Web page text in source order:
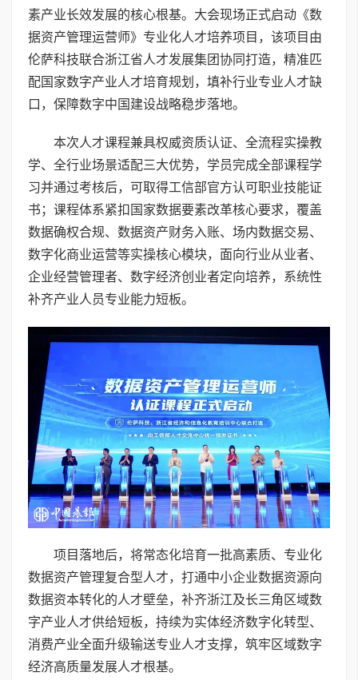
素产业长效发展的核心根基。大会现场正式启动《数
据资产管理运营师》专业化人才培养项目，该项目由
伦萨科技联合浙江省人才发展集团协同打造，精准匹
配国家数字产业人才培育规划，填补行业专业人才缺
口，保障数字中国建设战略稳步落地。
本次人才课程兼具权威资质认证、全流程实操教
学、全行业场景适配三大优势，学员完成全部课程学
习并通过考核后，可取得工信部官方认可职业技能证
书；课程体系紧扣国家数据要素改革核心要求，覆盖
数据确权合规、数据资产财务入账、场内数据交易、
数字化商业运营等实操核心模块，面向行业从业者、
企业经营管理者、数字经济创业者定向培养，系统性
补齐产业人员专业能力短板。
项目落地后，将常态化培育一批高素质、专业化
数据资产管理复合型人才，打通中小企业数据资源向
数据资本转化的人才壁垒，补齐浙江及长三角区域数
字产业人才供给短板，持续为实体经济数字化转型、
消费产业全面升级输送专业人才支撑，筑牢区域数字
经济高质量发展人才根基。